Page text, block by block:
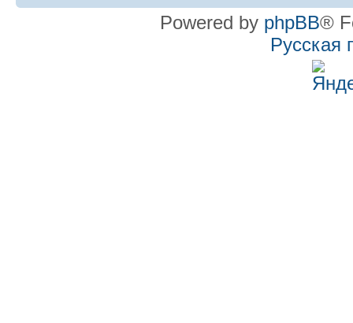
Powered by phpBB®
Русская